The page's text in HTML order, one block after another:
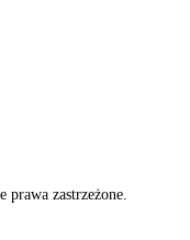
zastrzeżone.